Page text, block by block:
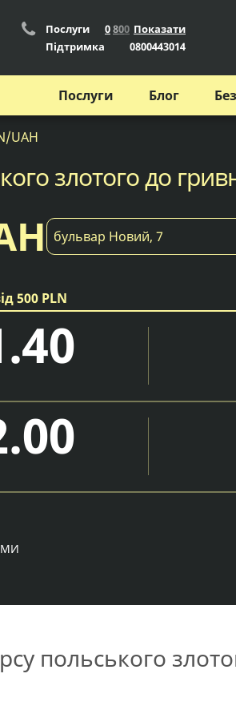
Послуги 0800 Показати
Підтримка
0800443014
Послуги Блог
UAH
злотого до
бульвар Новий, 7
500 PLN
польського